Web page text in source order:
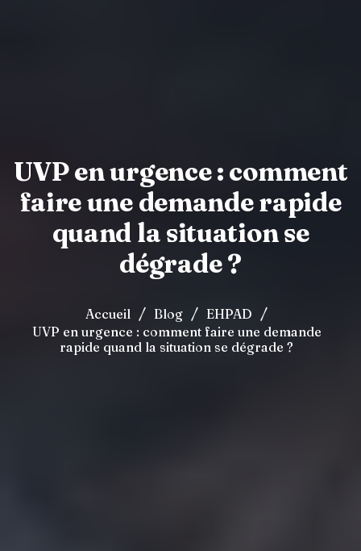
UVP en urgence : comment
faire une demande rapide
quand la situation se
dégrade ?
Accueil / Blog / EHPAD /
UVP en urgence : comment faire une demande
rapide quand la situation se dégrade ?